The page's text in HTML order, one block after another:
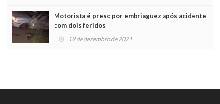
Motorista é preso por embriaguez após acidente
com dois feridos
19 de dezembro de 2021